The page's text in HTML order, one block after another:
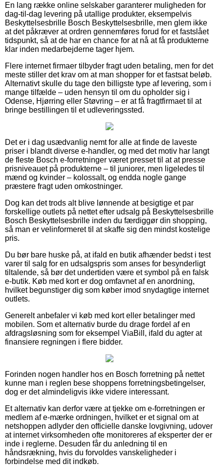
En lang række online selskaber garanterer muligheden for
dag-til-dag levering på utallige produkter, eksempelvis
Beskyttelsesbrille Bosch Beskyttelsesbrille, men glem ikke
at det påkræver at ordren gennemføres forud for et fastslået
tidspunkt, så at de har en chance for at nå at få produkterne
klar inden medarbejderne tager hjem.
Flere internet firmaer tilbyder fragt uden betaling, men for det
meste stiller det krav om at man shopper for et fastsat beløb.
Alternativt skulle du tage den billigste type af levering, som i
mange tilfælde – uden hensyn til om du opholder sig i
Odense, Hjørring eller Støvring – er at få fragtfirmaet til at
bringe bestillingen til et udleveringssted.
Det er i dag usædvanlig nemt for alle at finde de laveste
priser i blandt diverse e-handler, og med det motiv har langt
de fleste Bosch e-forretninger været presset til at at presse
prisniveauet på produkterne – til juniorer, men ligeledes til
mænd og kvinder – kolossalt, og endda nogle gange
præstere fragt uden omkostninger.
Dog kan det trods alt blive lønnende at besigtige et par
forskellige outlets på nettet efter udsalg på Beskyttelsesbrille
Bosch Beskyttelsesbrille inden du færdiggør din shopping,
så man er velinformeret til at skaffe sig den mindst kostelige
pris.
Du bør bare huske på, at ifald en butik afhænder bedst i test
varer til salg for en udsalgspris som anses for besynderligt
tiltalende, så bør det undertiden være et symbol på en falsk
e-butik. Køb med kort er dog omfavnet af en anordning,
hvilket begunstiger dig som køber imod snydagtige internet
outlets.
Generelt anbefaler vi køb med kort eller betalinger med
mobilen. Som et alternativ burde du drage fordel af en
afdragsløsning som for eksempel ViaBill, ifald du agter at
finansiere regningen i flere bidder.
Forinden nogen handler hos en Bosch forretning på nettet
kunne man i reglen bese shoppens forretningsbetingelser,
dog er det almindeligvis ikke videre interessant.
Et alternativ kan derfor være at tjekke om e-forretningen er
medlem af e-mærke ordningen, hvilket er et signal om at
netshoppen adlyder den officielle danske lovgivning, udover
at internet virksomheden ofte monitoreres af eksperter der er
inde i reglerne. Desuden får du anledning til en
håndsrækning, hvis du forvoldes vanskeligheder i
forbindelse med dit indkøb.